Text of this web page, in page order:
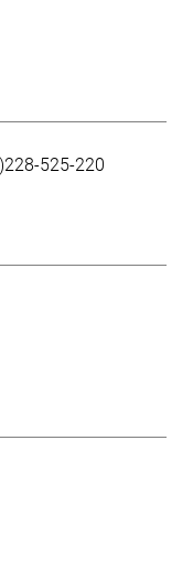
525-220